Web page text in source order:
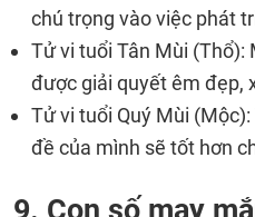
chú trọng vào việc phát
Tử vi tuổi Tân Mùi (Thổ):
được giải quyết êm đẹp,
Tử vi tuổi Quý Mùi
đề của mình sẽ tốt hơn